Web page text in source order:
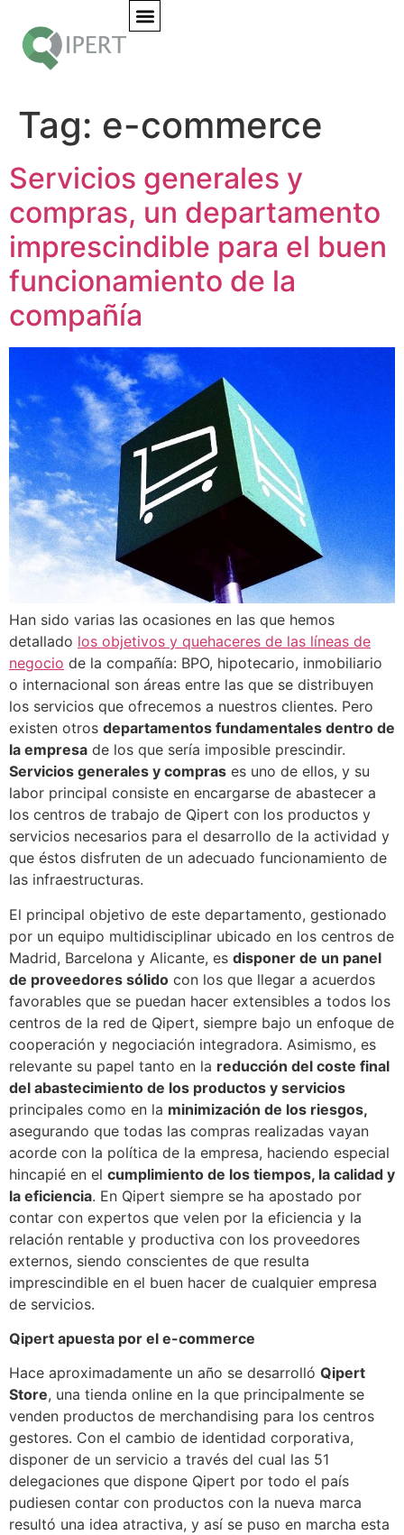
Tag: e-commerce
Servicios generales y
compras, un departamento
imprescindible para el buen
funcionamiento de la
compañía
Han sido varias las ocasiones en las que hemos
detallado los objetivos y quehaceres de las líneas de
negocio de la compañía: BPO, hipotecario, inmobiliario
o internacional son áreas entre las que se distribuyen
los servicios que ofrecemos a nuestros clientes. Pero
existen otros departamentos fundamentales dentro de
la empresa de los que sería imposible prescindir.
Servicios generales y compras es uno de ellos, y su
labor principal consiste en encargarse de abastecer a
los centros de trabajo de Qipert con los productos y
servicios necesarios para el desarrollo de la actividad y
que éstos disfruten de un adecuado funcionamiento de
las infraestructuras.
El principal objetivo de este departamento, gestionado
por un equipo multidisciplinar ubicado en los centros de
Madrid, Barcelona y Alicante, es disponer de un panel
de proveedores sólido con los que llegar a acuerdos
favorables que se puedan hacer extensibles a todos los
centros de la red de Qipert, siempre bajo un enfoque de
cooperación y negociación integradora. Asimismo, es
relevante su papel tanto en la reducción del coste final
del abastecimiento de los productos y servicios
principales como en la minimización de los riesgos,
asegurando que todas las compras realizadas vayan
acorde con la política de la empresa, haciendo especial
hincapié en el cumplimiento de los tiempos, la calidad y
la eficiencia. En Qipert siempre se ha apostado por
contar con expertos que velen por la eficiencia y la
relación rentable y productiva con los proveedores
externos, siendo conscientes de que resulta
imprescindible en el buen hacer de cualquier empresa
de servicios.
Qipert apuesta por el e-commerce
Hace aproximadamente un año se desarrolló Qipert
Store, una tienda online en la que principalmente se
venden productos de merchandising para los centros
gestores. Con el cambio de identidad corporativa,
disponer de un servicio a través del cual las 51
delegaciones que dispone Qipert por todo el país
pudiesen contar con productos con la nueva marca
resultó una idea atractiva, y así se puso en marcha esta